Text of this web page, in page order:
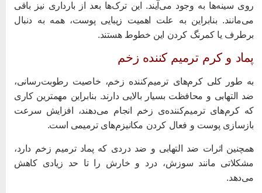
سینه‌ها به وجود می‌آیند. این ترک‌ها بعد از بارداری نیز باقی
بنابراین به علت اهمیت زیبایی پوست، همه به دنبال
یا کمرنگ کردن این خطوط هستند.
و کرم ترمیم کننده زخم
طور کلی کرم‌های ترمیم‌کننده زخم، خاصیت رطوبت‌رسانی،
التهابی و محافظت بسیار بالایی دارند. بنابراین مهمترین کاری
کرم‌های ترمیم‌کننده‌ی زخم انجام می‌دهند، افزایش سرعت
پوست و فعال کردن مکانیزم‌های ترمیمی است.
اثرات ضد التهابی و ضد دردی که پماد ترمیم زخم دارد،
مانند سوزش، درد و خارش را تا حد زیادی کاهش